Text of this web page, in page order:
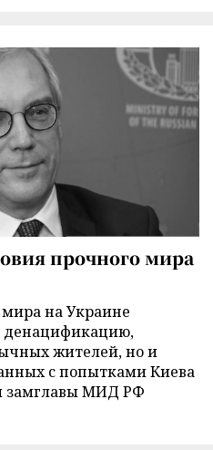
прочного мира
на Украине
денацификацию,
жителей, но и
с попытками Киева
замглавы МИД РФ